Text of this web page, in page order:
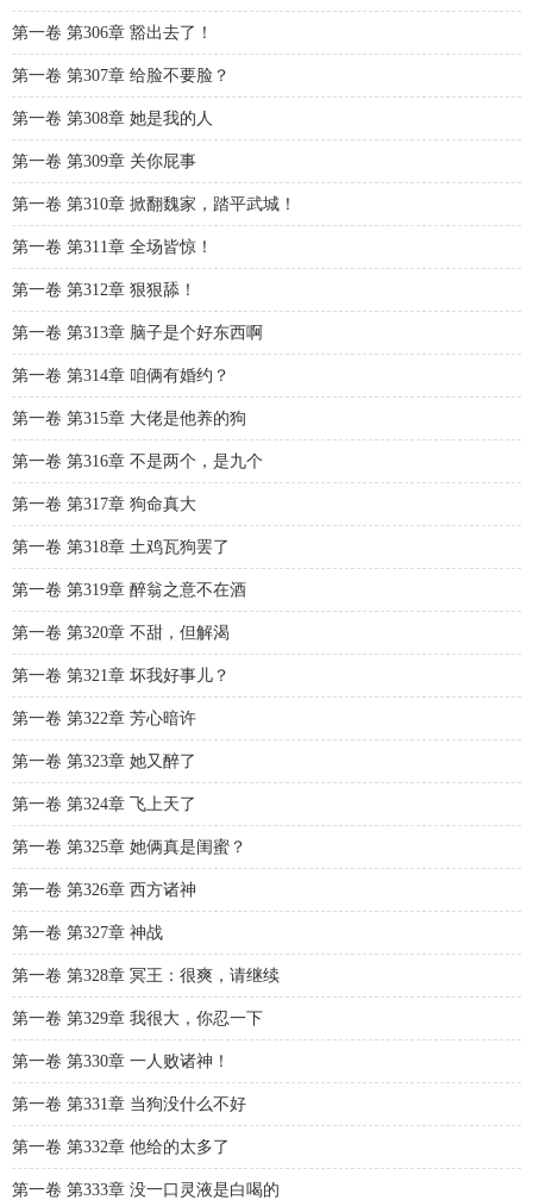
第一卷 第306章 豁出去了！
第一卷 第307章 给脸不要脸？
第一卷 第308章 她是我的人
第一卷 第309章 关你屁事
第一卷 第310章 掀翻魏家，踏平武城！
第一卷 第311章 全场皆惊！
第一卷 第312章 狠狠舔！
第一卷 第313章 脑子是个好东西啊
第一卷 第314章 咱俩有婚约？
第一卷 第315章 大佬是他养的狗
第一卷 第316章 不是两个，是九个
第一卷 第317章 狗命真大
第一卷 第318章 土鸡瓦狗罢了
第一卷 第319章 醉翁之意不在酒
第一卷 第320章 不甜，但解渴
第一卷 第321章 坏我好事儿？
第一卷 第322章 芳心暗许
第一卷 第323章 她又醉了
第一卷 第324章 飞上天了
第一卷 第325章 她俩真是闺蜜？
第一卷 第326章 西方诸神
第一卷 第327章 神战
第一卷 第328章 冥王：很爽，请继续
第一卷 第329章 我很大，你忍一下
第一卷 第330章 一人败诸神！
第一卷 第331章 当狗没什么不好
第一卷 第332章 他给的太多了
第一卷 第333章 没一口灵液是白喝的